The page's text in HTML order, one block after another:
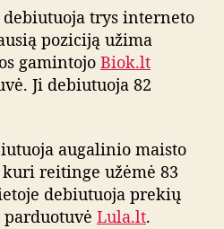
trys interneto
poziciją užima
gamintojo Biok.lt
Ji debiutuoja 82
augalinio maisto
kuri reitinge užėmė 83
debiutuoja prekių
Lula.lt.